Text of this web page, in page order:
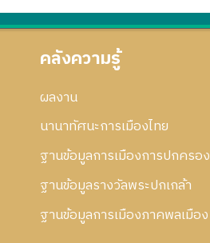
คลังความรู้
ผลงาน
นานาทัศนะการเมืองไทย
ฐานข้อมูลการเมืองการปกครอง
ฐานข้อมูลรางวัลพระปกเกล้า
ฐานข้อมูลการเมืองภาคพลเมือง